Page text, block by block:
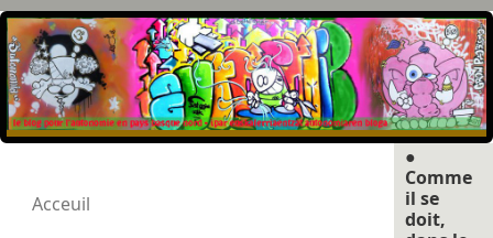
Acceuil
●
Comme
il se
doit,